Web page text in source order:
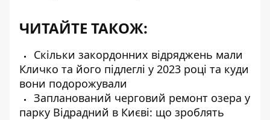
ЧИТАЙТЕ ТАКОЖ:
Скільки закордонних відряджень мали
Кличко та його підлеглі у 2023 році та куди
вони подорожували
Запланований черговий ремонт озера у
парку Відрадний в Києві: що зроблять